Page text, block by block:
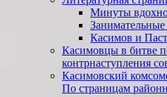
Минуты
Касимов и
Касимовцы в битве
контрнаступления
Касимовский
По страницам